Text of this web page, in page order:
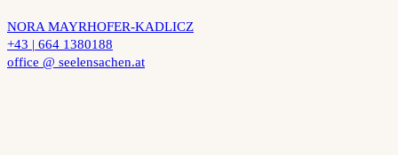
NORA MAYRHOFER-KADLICZ
+43 | 664 1380188
office @ seelensachen.at